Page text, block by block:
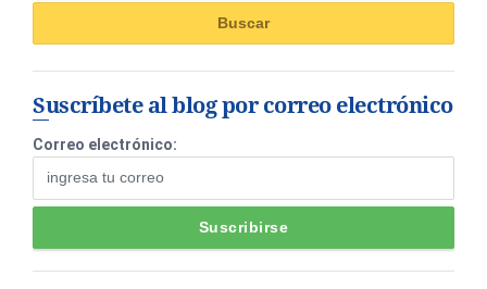
Suscríbete al blog por correo electrónico
Correo electrónico: